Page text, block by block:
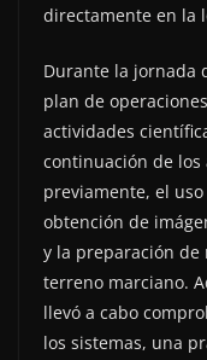
directamente en la
Durante la jornada
plan de
actividades
continuación de los
previamente, el
obtención de
y la preparación de
terreno marciano.
llevó a cabo
los sistemas, una